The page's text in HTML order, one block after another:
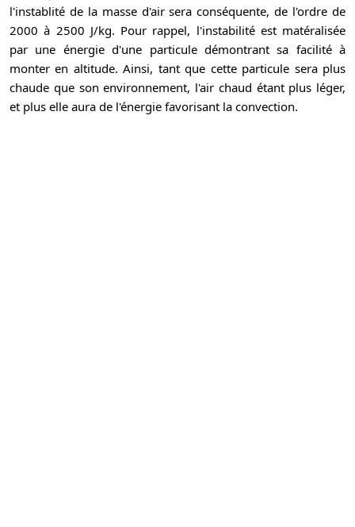
l'instablité de la masse d'air sera conséquente, de l'ordre de
2000 à 2500 J/kg. Pour rappel, l'instabilité est matéralisée
par une énergie d'une particule démontrant sa facilité à
monter en altitude. Ainsi, tant que cette particule sera plus
chaude que son environnement, l'air chaud étant plus léger,
et plus elle aura de l'énergie favorisant la convection.